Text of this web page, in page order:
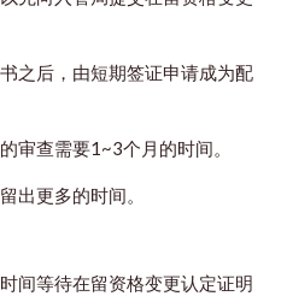
之后，由短期签证申请成为配
审查需要1~3个月的时间。
出更多的时间。
间等待在留资格变更认定证明